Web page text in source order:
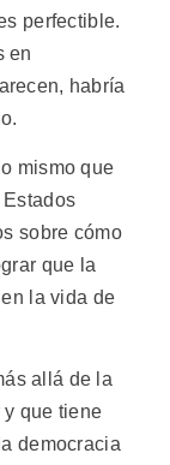
perfectible.
en
habría
mismo que
sobre cómo
que la
la vida de
allá de la
que tiene
democracia